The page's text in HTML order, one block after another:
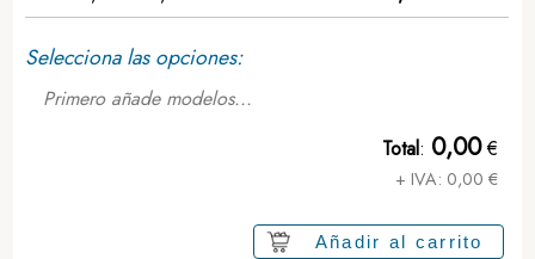
Selecciona las opciones:
Primero añade modelos...
Total: 0,00€
+ IVA: 0,00 €
Añadir al carrito